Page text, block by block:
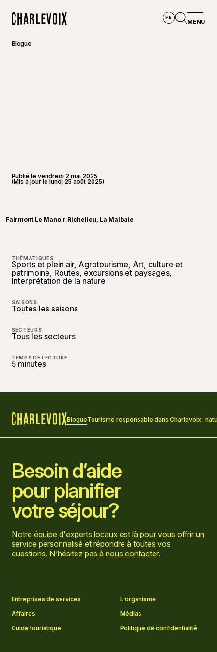
EN
MENU
Blogue
Publié le vendredi 2 mai 2025
(Mis à jour le lundi 25 août 2025)
Fairmont Le Manoir Richelieu, La Malbaie
THÉMATIQUES
Sports et plein air, Agrotourisme, Art, culture et
patrimoine, Routes, excursions et paysages,
Interprétation de la nature
SAISONS
Toutes les saisons
SECTEURS
Tous les secteurs
TEMPS DE LECTURE
5 minutes
BlogueTourisme responsable dans Charlevoix :
Besoin d’aide
pour planifier
votre séjour?
Notre équipe d'experts locaux est là pour vous offrir un
service personnalisé et répondre à toutes vos
questions. N’hésitez pas à nous contacter.
Entreprises de services
L'organisme
Affaires
Médias
Guide touristique
Politique de confidentialité